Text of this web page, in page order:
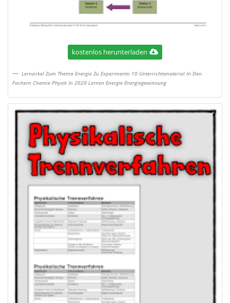
kostenlos herunterladen
Lernzirkel Zum Thema Energie Zu Experimento 10 Unterrichtsmaterial In Den
Fachern Chemie Physik In 2020 Lernen Energie Energiegewinnung